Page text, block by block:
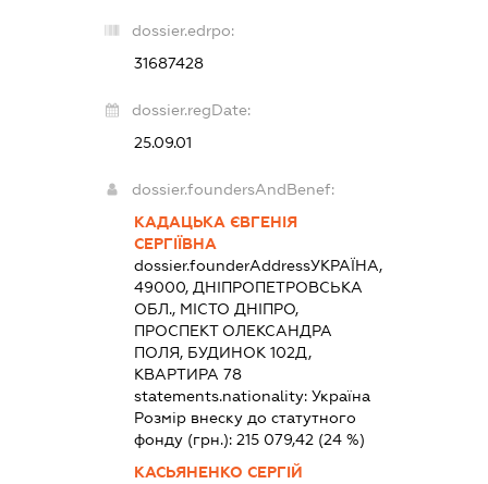
dossier.edrpo:
31687428
dossier.regDate:
25.09.01
dossier.foundersAndBenef:
КАДАЦЬКА ЄВГЕНІЯ
СЕРГІЇВНА
dossier.founderAddressУКРАЇНА,
49000, ДНІПРОПЕТРОВСЬКА
ОБЛ., МІСТО ДНІПРО,
ПРОСПЕКТ ОЛЕКСАНДРА
ПОЛЯ, БУДИНОК 102Д,
КВАРТИРА 78
statements.nationality:Україна
Розмір внеску до статутного
фонду (грн.):215 079,42 (24 %)
КАСЬЯНЕНКО СЕРГІЙ